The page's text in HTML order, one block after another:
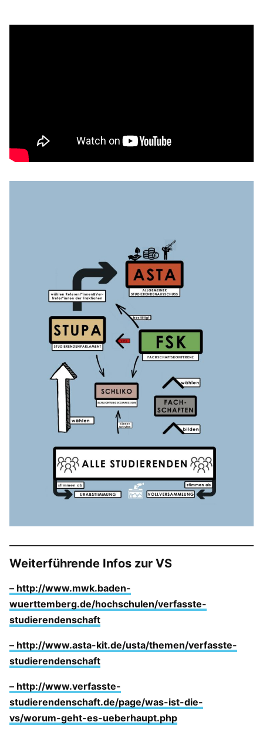
Weiterführende Infos zur VS
– http://www.mwk.baden-
wuerttemberg.de/hochschulen/verfasste-
studierendenschaft
– http://www.asta-kit.de/usta/themen/verfasste-
studierendenschaft
– http://www.verfasste-
studierendenschaft.de/page/was-ist-die-
vs/worum-geht-es-ueberhaupt.php